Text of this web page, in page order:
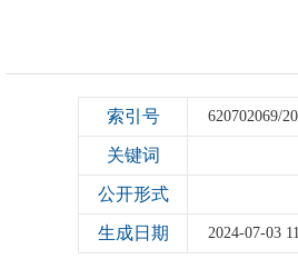
索引号 620702069/
关键词
公开形式
生成日期 2024-07-03